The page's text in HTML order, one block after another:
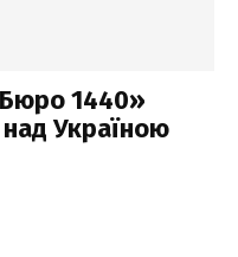
1440»
над Україною